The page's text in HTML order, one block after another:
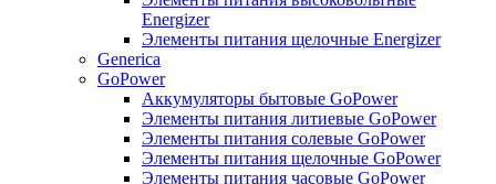
Energizer
Элементы питания щелочные Energizer
Generica
GoPower
Аккумуляторы бытовые GoPower
Элементы питания литиевые GoPower
Элементы питания солевые GoPower
Элементы питания щелочные GoPower
Элементы питания часовые GoPower